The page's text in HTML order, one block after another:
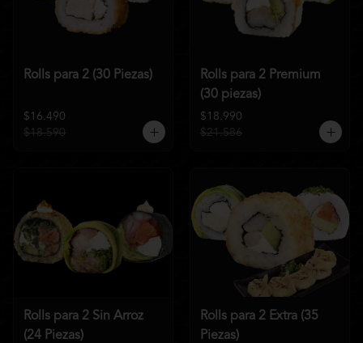
Rolls para 2 (30 Piezas)
$16.490
$18.590
Rolls para 2 Premium
(30 piezas)
$18.990
$21.586
Rolls para 2 Sin Arroz
(24 Piezas)
Rolls para 2 Extra (35
Piezas)